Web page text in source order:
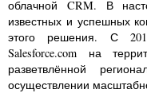
облачной CRM. В
известных и успешных
этого решения. С
Salesforce.com на
разветвлённой
осуществлении